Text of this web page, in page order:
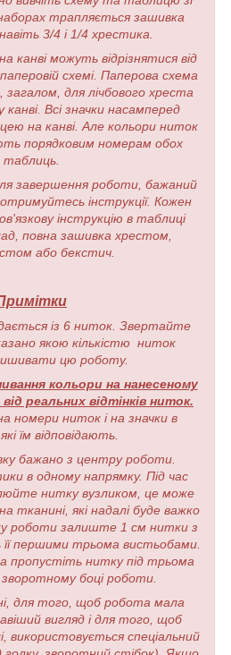
трапляється зашивка
3/4 і 1/4 хрестика.
канві можуть відрізнятися від
схемі. Паперова схема
для лічбового хреста
Всі значки насамперед
на канві. Але кольори ниток
порядковим номерам обох
таблиць.
завершення роботи, бажаний
інструкції. Кожен
інструкцію в таблиці
повна зашивка хрестом,
або бекстич.
із 6 ниток. Звертайте
якою кількістю ниток
цю роботу.
кольори на нанесеному
реальних відтінків ниток.
номери ниток і на значки в
їм відповідають.
бажано з центру роботи.
в одному напрямку. Під час
нитку вузликом, це може
тканині, які надалі буде важко
роботи залиште 1 см нитки з
її першими трьома вистьобами.
пропустіть нитку під трьома
боці роботи.
для того, щоб робота мала
вигляд і для того, щоб
використовується спеціальний